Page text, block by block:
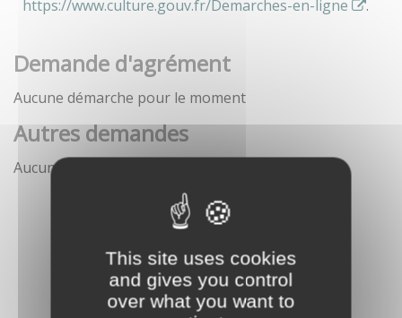
This site uses cookies
and gives you control
over what you want to
https://www.culture.gouv.fr/Demarches-en-ligne
.
Demande d'agrément
Aucune démarche pour le moment
Autres demandes
Aucune démarche pour le moment